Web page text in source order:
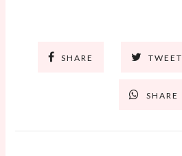
SHARE TWEET
SHARE